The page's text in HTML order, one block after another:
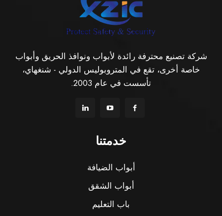
شركة تصنيع محترفة رائدة لأبواب ونوافذ الحريق وأبواب
خاصة أخرى، تقع في المتروبوليس الدولي - شنغهاي،
تأسست في عام 2003.
خدمتنا
أبواب الضيافة
أبواب الشقق
باب التعليم